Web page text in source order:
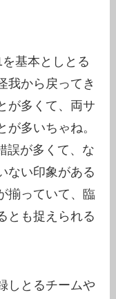
基本としとる
我から戻ってき
が多くて、両サ
が多いちゃね。
誤が多くて、な
ない印象がある
揃っていて、臨
とも捉えられる
しとるチームや